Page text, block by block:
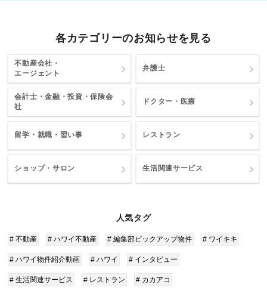
各カテゴリーのお知らせを見る
不動産会社・
エージェント
弁護士
会計士・金融・投資・保険会
社
ドクター・医療
留学・就職・習い事 レストラン
ショップ・サロン 生活関連サービス
人気タグ
# 不動産 # ハワイ不動産 # 編集部ピックアップ物件 # ワイキキ
# ハワイ物件紹介動画 # ハワイ # インタビュー
# 生活関連サービス # レストラン # カカアコ